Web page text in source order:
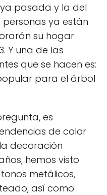
pasada y la del
personas ya están
su hogar
Y una de las
que se hacen es:
para el árbol
es
de color
decoración
hemos visto
metálicos,
así como